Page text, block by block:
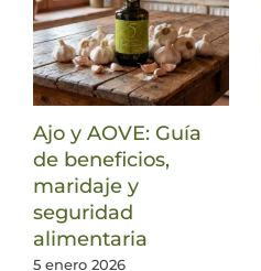
Ajo y AOVE: Guía
de beneficios,
maridaje y
seguridad
alimentaria
5 enero 2026